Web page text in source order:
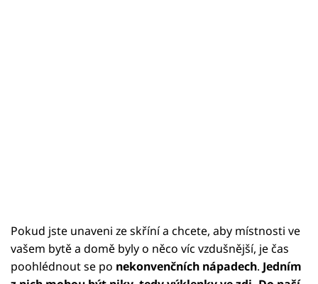
Pokud jste unaveni ze skříní a chcete, aby místnosti ve
vašem bytě a domě byly o něco víc vzdušnější, je čas
poohlédnout se po nekonvenčních nápadech. Jedním